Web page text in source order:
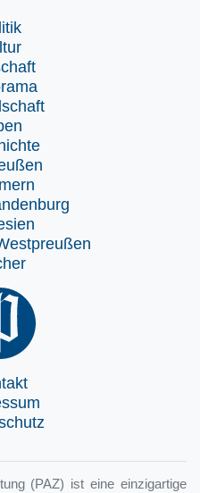
(PAZ) ist eine einzigartige